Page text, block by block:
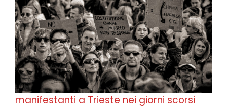
manifestanti a Trieste nei giorni scorsi